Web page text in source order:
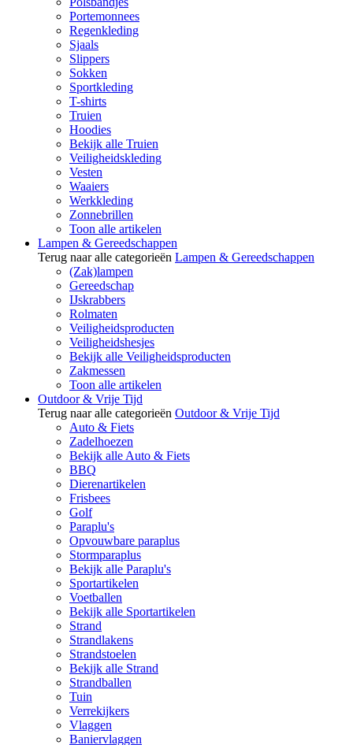
Portemonnees
Regenkleding
Sjaals
Slippers
Sokken
Sportkleding
T-shirts
Truien
Hoodies
Bekijk alle Truien
Veiligheidskleding
Vesten
Waaiers
Werkkleding
Zonnebrillen
Toon alle artikelen
Lampen & Gereedschappen
Terug naar alle categorieën Lampen & Gereedschappen
(Zak)lampen
Gereedschap
IJskrabbers
Rolmaten
Veiligheidsproducten
Veiligheidshesjes
Bekijk alle Veiligheidsproducten
Zakmessen
Toon alle artikelen
Outdoor & Vrije Tijd
Terug naar alle categorieën Outdoor & Vrije Tijd
Auto & Fiets
Zadelhoezen
Bekijk alle Auto & Fiets
BBQ
Dierenartikelen
Frisbees
Golf
Paraplu's
Opvouwbare paraplus
Stormparaplus
Bekijk alle Paraplu's
Sportartikelen
Voetballen
Bekijk alle Sportartikelen
Strand
Strandlakens
Strandstoelen
Bekijk alle Strand
Strandballen
Tuin
Verrekijkers
Vlaggen
Baniervlaggen